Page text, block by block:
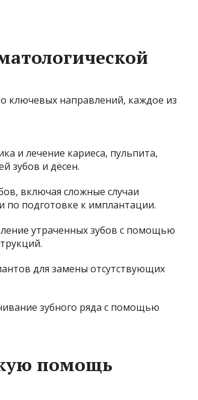
ключевых направлений, каждое из
и лечение кариеса, пульпита,
зубов и дёсен.
включая сложные случаи
по подготовке к имплантации.
утраченных зубов с помощью
для замены отсутствующих
зубного ряда с помощью
помощь